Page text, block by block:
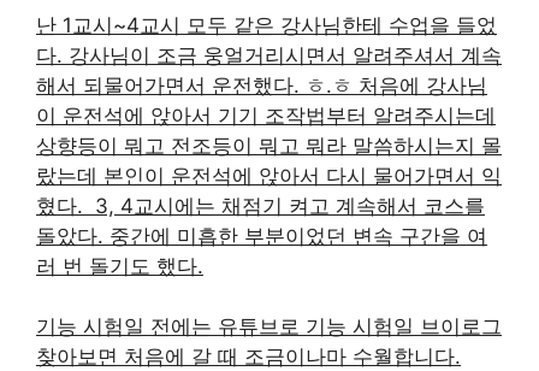
난 1교시~4교시 모두 같은 강사님한테 수업을 들었
다. 강사님이 조금 웅얼거리시면서 알려주셔서 계속
해서 되물어가면서 운전했다. ㅎ.ㅎ 처음에 강사님
이 운전석에 앉아서 기기 조작법부터 알려주시는데
상향등이 뭐고 전조등이 뭐고 뭐라 말씀하시는지 몰
랐는데 본인이 운전석에 앉아서 다시 물어가면서 익
혔다. ​ 3, 4교시에는 채점기 켜고 계속해서 코스를
돌았다. 중간에 미흡한 부분이었던 변속 구간을 여
러 번 돌기도 했다.
​기능 시험일 전에는 유튜브로 기능 시험일 브이로그
찾아보면 처음에 갈 때 조금이나마 수월합니다.